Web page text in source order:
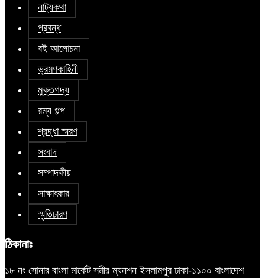
নাট্যকথা
প্রবন্ধ
বই আলোচনা
ভ্রমণকাহিনী
মুক্তগদ্য
রম্য গল্প
শ্রদ্ধা স্মরণ
সংবাদ
সম্পাদকীয়
সাক্ষাৎকার
স্মৃতিচারণ
ঠিকানাঃ
১৮ নং সোনার বাংলা মার্কেট সমীর ম্যনশন ইসলামপুর ঢাকা-১১০০ বাংলাদেশ